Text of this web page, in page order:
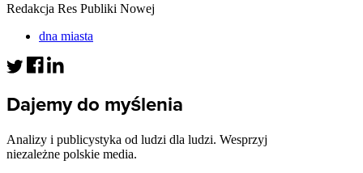
Redakcja Res Publiki Nowej
dna miasta
Dajemy do myślenia
Analizy i publicystyka od ludzi dla ludzi. Wesprzyj
niezależne polskie media.